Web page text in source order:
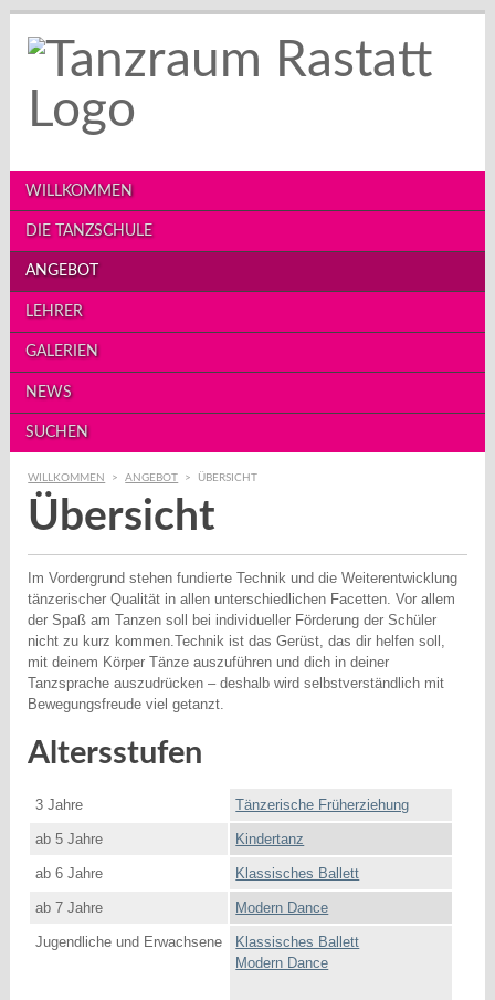
WILLKOMMEN
DIE TANZSCHULE
ANGEBOT
LEHRER
GALERIEN
NEWS
SUCHEN
WILLKOMMEN > ANGEBOT > ÜBERSICHT
Übersicht
Im Vordergrund stehen fundierte Technik und die Weiterentwicklung
tänzerischer Qualität in allen unterschiedlichen Facetten. Vor allem
der Spaß am Tanzen soll bei individueller Förderung der Schüler
nicht zu kurz kommen.Technik ist das Gerüst, das dir helfen soll,
mit deinem Körper Tänze auszuführen und dich in deiner
Tanzsprache auszudrücken – deshalb wird selbstverständlich mit
Bewegungsfreude viel getanzt.
Altersstufen
3 Jahre Tänzerische Früherziehung
ab 5 Jahre Kindertanz
ab 6 Jahre Klassisches Ballett
ab 7 Jahre Modern Dance
Jugendliche und Erwachsene
Klassisches Ballett
Modern Dance